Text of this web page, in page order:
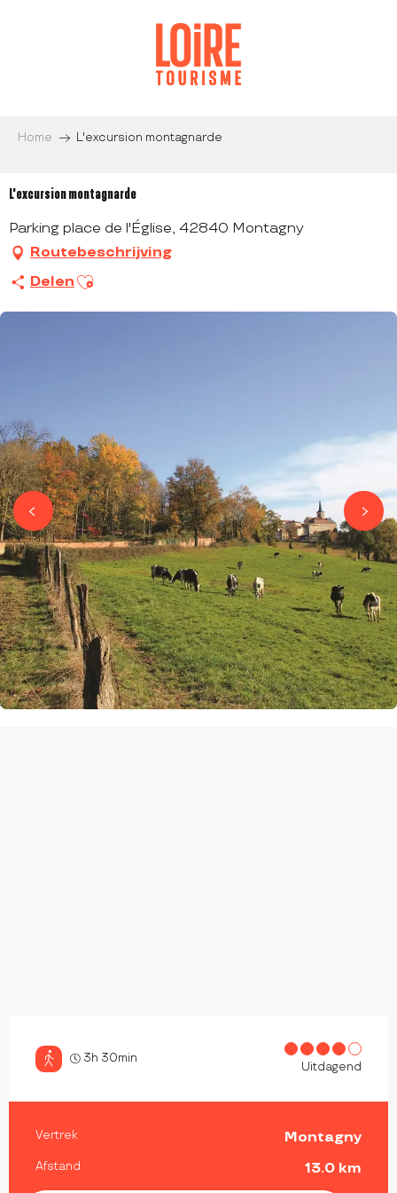
Home L'excursion montagnarde
L'excursion montagnarde
Parking place de l'Église, 42840 Montagny
Routebeschrijving
Delen Ajouter aux favoris
3h 30min
Uitdagend
PRAKTISCHE INFORMATIE
Vertrek Montagny
Afstand 13.0 km